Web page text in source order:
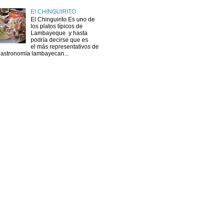
El CHINGUIRITO
El Chinguirito Es uno de
los platos típicos de
Lambayeque y hasta
podría decirse que es
el más representativos de
lambayecan...